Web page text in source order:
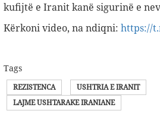
kufijtë e Iranit kanë sigurinë e
Kërkoni video, na ndiqni: https://
Tags
REZISTENCA
USHTRIA E IRANIT
LAJME USHTARAKE IRANIANE